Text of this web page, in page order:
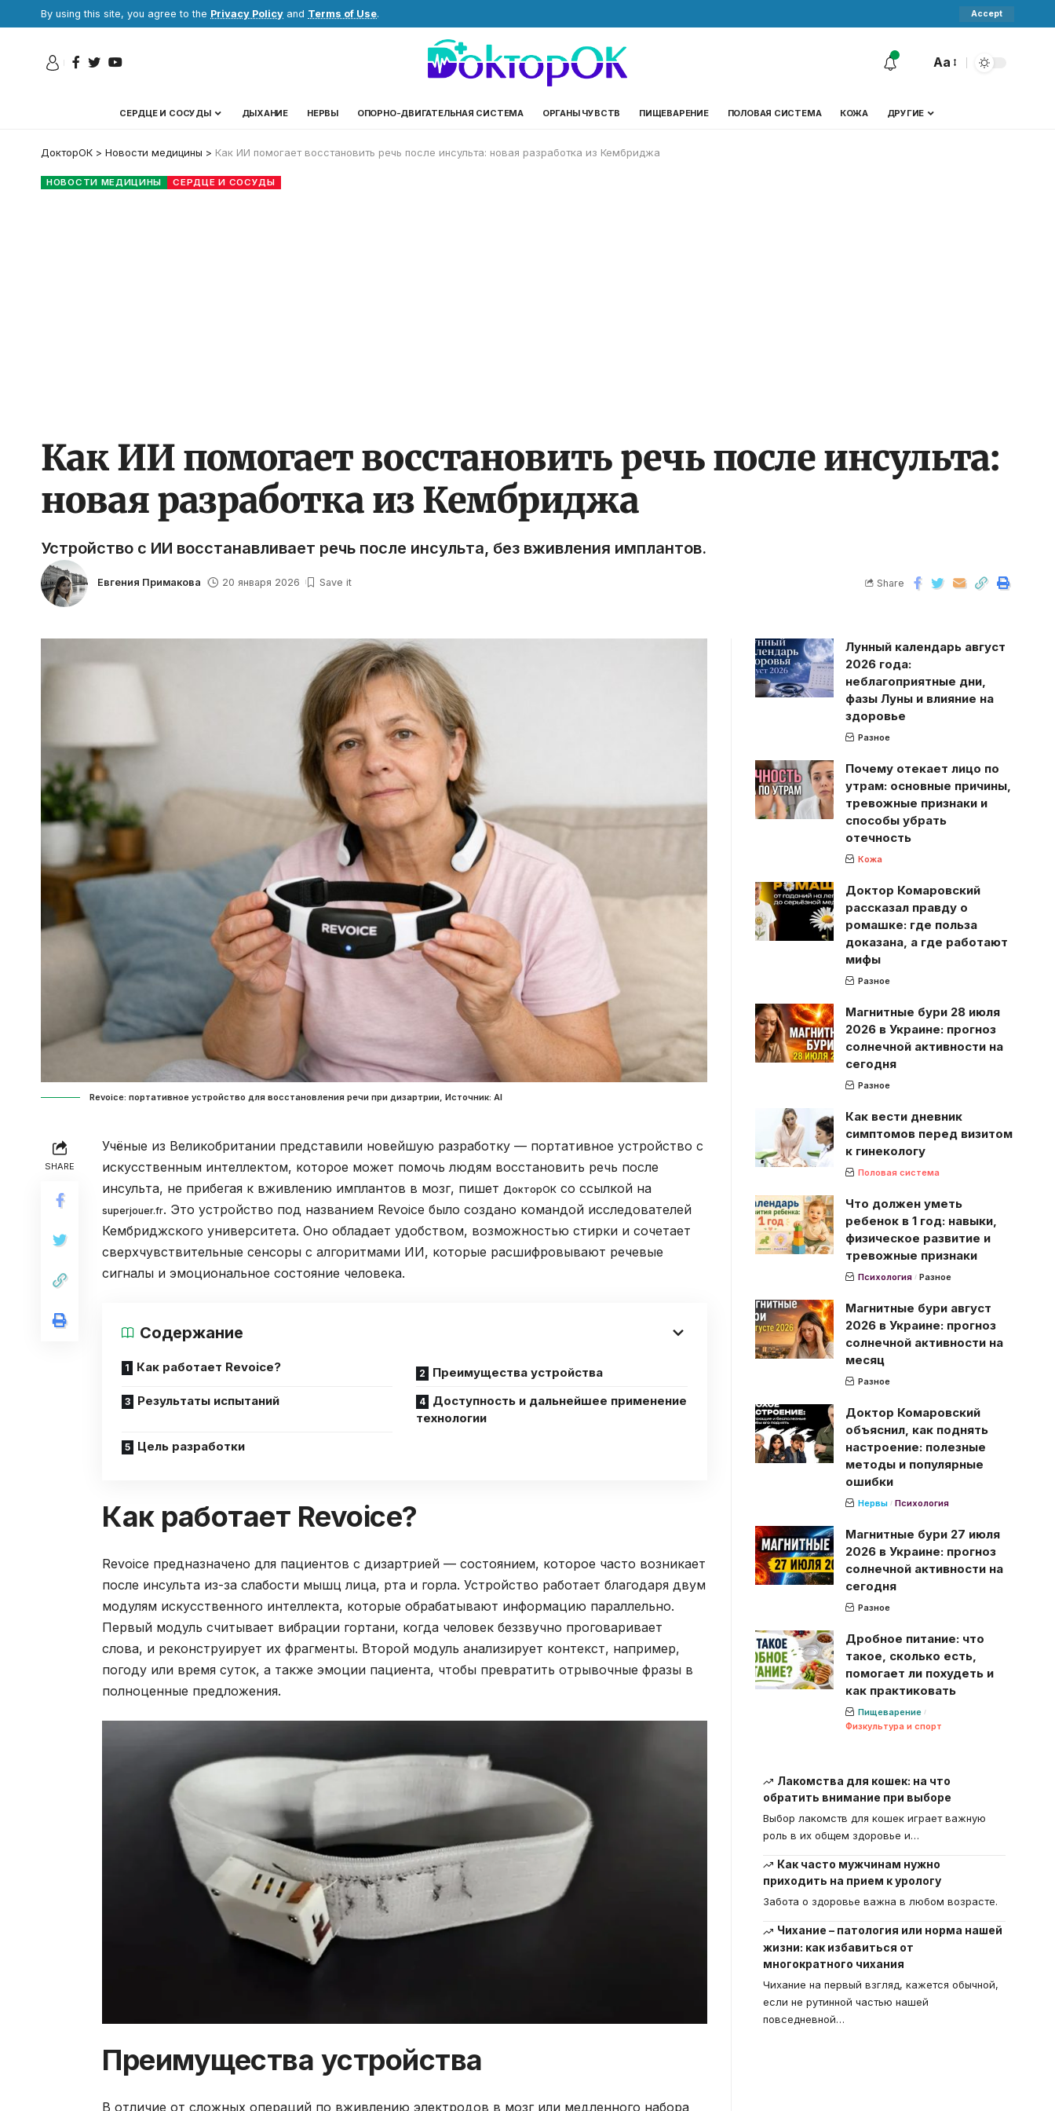
By using this site, you agree to the Privacy Policy and Terms of Use. Accept
Aa
СЕРДЦЕ И СОСУДЫ ДЫХАНИЕ НЕРВЫ ОПОРНО-ДВИГАТЕЛЬНАЯ СИСТЕМА ОРГАНЫ ЧУВСТВ ПИЩЕВАРЕНИЕ ПОЛОВАЯ СИСТЕМА КОЖА ДРУГИЕ
ДокторОК > Новости медицины > Как ИИ помогает восстановить речь после инсульта: новая разработка из Кембриджа
НОВОСТИ МЕДИЦИНЫ СЕРДЦЕ И СОСУДЫ
Как ИИ помогает восстановить речь после инсульта:
новая разработка из Кембриджа
Устройство с ИИ восстанавливает речь после инсульта, без вживления имплантов.
Евгения Примакова 20 января 2026 Share
Revoice: портативное устройство для восстановления речи при дизартрии, Источник: Al
SHARE
Учёные из Великобритании представили новейшую разработку — портативное устройство с
искусственным интеллектом, которое может помочь людям восстановить речь после
инсульта, не прибегая к вживлению имплантов в мозг, пишет ДокторОК со ссылкой на
superjouer.fr. Это устройство под названием Revoice было создано командой исследователей
Кембриджского университета. Оно обладает удобством, возможностью стирки и сочетает
сверхчувствительные сенсоры с алгоритмами ИИ, которые расшифровывают речевые
сигналы и эмоциональное состояние человека.
Содержание
Как работает Revoice?
Преимущества устройства
Результаты испытаний
Доступность и дальнейшее применение
технологии
Цель разработки
Как работает Revoice?
Revoice предназначено для пациентов с дизартрией — состоянием, которое часто возникает
после инсульта из-за слабости мышц лица, рта и горла. Устройство работает благодаря двум
модулям искусственного интеллекта, которые обрабатывают информацию параллельно.
Первый модуль считывает вибрации гортани, когда человек беззвучно проговаривает
слова, и реконструирует их фрагменты. Второй модуль анализирует контекст, например,
погоду или время суток, а также эмоции пациента, чтобы превратить отрывочные фразы в
полноценные предложения.
Преимущества устройства
В отличие от сложных операций по вживлению электродов в мозг или медленного набора
Лунный календарь август
2026 года:
неблагоприятные дни,
фазы Луны и влияние на
здоровье
Разное
Почему отекает лицо по
утрам: основные причины,
тревожные признаки и
способы убрать
отечность
Кожа
Доктор Комаровский
рассказал правду о
ромашке: где польза
доказана, а где работают
мифы
Разное
Магнитные бури 28 июля
2026 в Украине: прогноз
солнечной активности на
сегодня
Разное
Как вести дневник
симптомов перед визитом
к гинекологу
Половая система
Что должен уметь
ребенок в 1 год: навыки,
физическое развитие и
тревожные признаки
Психология Разное
Магнитные бури август
2026 в Украине: прогноз
солнечной активности на
месяц
Разное
Доктор Комаровский
объяснил, как поднять
настроение: полезные
методы и популярные
ошибки
Нервы Психология
Магнитные бури 27 июля
2026 в Украине: прогноз
солнечной активности на
сегодня
Разное
Дробное питание: что
такое, сколько есть,
помогает ли похудеть и
как практиковать
Пищеварение
Физкультура и спорт
Лакомства для кошек: на что
обратить внимание при выборе
Выбор лакомств для кошек играет важную
роль в их общем здоровье и…
Как часто мужчинам нужно
приходить на прием к урологу
Забота о здоровье важна в любом возрасте.
Чихание – патология или норма нашей
жизни: как избавиться от
многократного чихания
Чихание на первый взгляд, кажется обычной,
если не рутинной частью нашей
повседневной…